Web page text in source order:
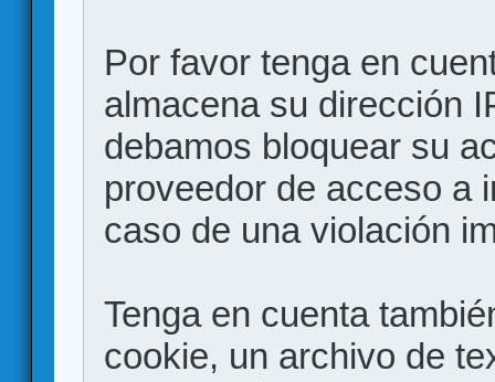
Por favor tenga en
almacena su dirección
debamos bloquear su
proveedor de acceso a
caso de una violación
Tenga en cuenta
cookie, un archivo de